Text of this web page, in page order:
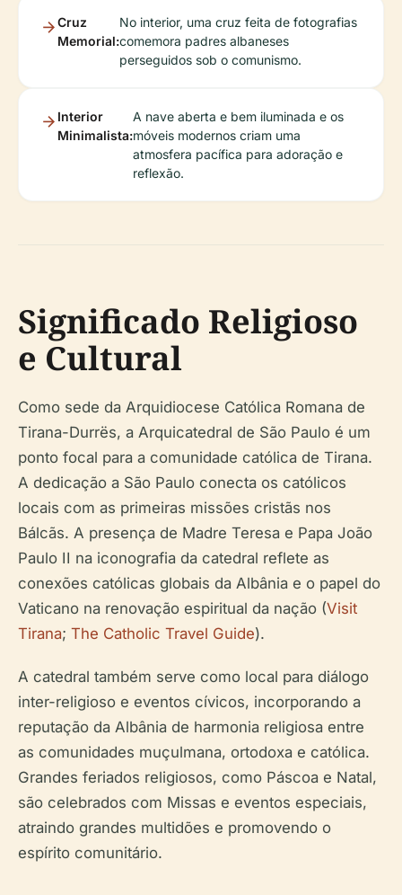
Cruz
Memorial:
No interior, uma cruz feita de fotografias
comemora padres albaneses
perseguidos sob o comunismo.
Interior
Minimalista:
A nave aberta e bem iluminada e os
móveis modernos criam uma
atmosfera pacífica para adoração e
reflexão.
Significado Religioso
e Cultural
Como sede da Arquidiocese Católica Romana de
Tirana-Durrës, a Arquicatedral de São Paulo é um
ponto focal para a comunidade católica de Tirana.
A dedicação a São Paulo conecta os católicos
locais com as primeiras missões cristãs nos
Bálcãs. A presença de Madre Teresa e Papa João
Paulo II na iconografia da catedral reflete as
conexões católicas globais da Albânia e o papel do
Vaticano na renovação espiritual da nação (Visit
Tirana; The Catholic Travel Guide).
A catedral também serve como local para diálogo
inter-religioso e eventos cívicos, incorporando a
reputação da Albânia de harmonia religiosa entre
as comunidades muçulmana, ortodoxa e católica.
Grandes feriados religiosos, como Páscoa e Natal,
são celebrados com Missas e eventos especiais,
atraindo grandes multidões e promovendo o
espírito comunitário.